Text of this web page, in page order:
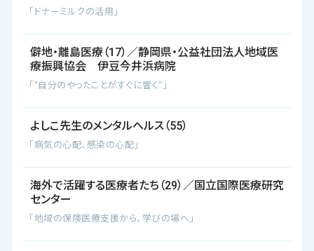
「ドナーミルクの活用」
僻地・離島医療（17）／静岡県・公益社団法人地域医
療振興協会 伊豆今井浜病院
「“自分のやったことがすぐに響く”」
よしこ先生のメンタルヘルス（55）
「病気の心配、感染の心配」
海外で活躍する医療者たち（29）／国立国際医療研究
センター
「地域の保険医療支援から、学びの場へ」